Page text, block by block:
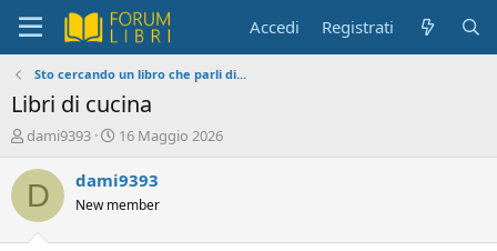
Accedi Registrati
Sto cercando un libro che parli di...
Libri di cucina
C
e
t
dami9393
D
t
d
16 Maggio 2026
D dami9393
New member